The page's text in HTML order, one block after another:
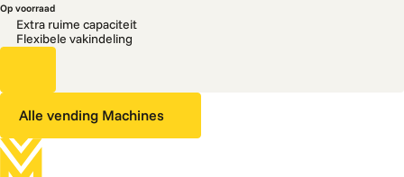
Op voorraad
Extra ruime capaciteit
Flexibele vakindeling
Alle vending Machines